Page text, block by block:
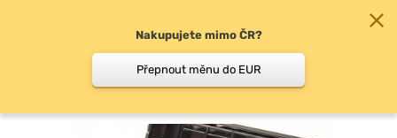
Pouzdra na návazce
Nakupujete mimo ČR?
Přepnout měnu do EUR